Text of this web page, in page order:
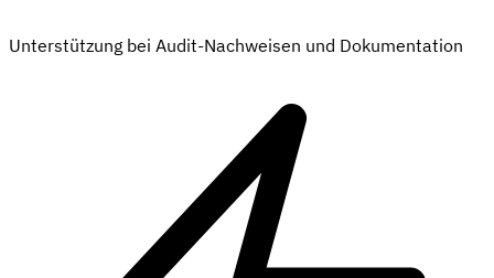
Unterstützung bei Audit-Nachweisen und Dokumentation